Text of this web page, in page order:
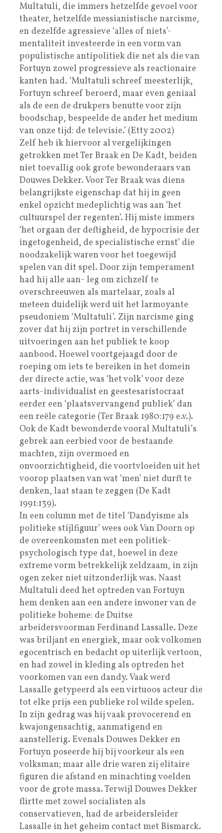
Multatuli, die immers hetzelfde gevoel voor
theater, hetzelfde messianistische narcisme,
en dezelfde agressieve ‘alles of niets’-
mentaliteit investeerde in een vorm van
populistische antipolitiek die net als die van
Fortuyn zowel progressieve als reactionaire
kanten had. ‘Multatuli schreef meesterlijk,
Fortuyn schreef beroerd, maar even geniaal
als de een de drukpers benutte voor zijn
boodschap, bespeelde de ander het medium
van onze tijd: de televisie.’ (Etty 2002)
Zelf heb ik hiervoor al vergelijkingen
getrokken met Ter Braak en De Kadt, beiden
niet toevallig ook grote bewonderaars van
Douwes Dekker. Voor Ter Braak was diens
belangrijkste eigenschap dat hij in geen
enkel opzicht medeplichtig was aan ‘het
cultuurspel der regenten’. Hij miste immers
‘het orgaan der deftigheid, de hypocrisie der
ingetogenheid, de specialistische ernst’ die
noodzakelijk waren voor het toegewijd
spelen van dit spel. Door zijn temperament
had hij alle aan- leg om zichzelf te
overschreeuwen als martelaar, zoals al
meteen duidelijk werd uit het larmoyante
pseudoniem ‘Multatuli’. Zijn narcisme ging
zover dat hij zijn portret in verschillende
uitvoeringen aan het publiek te koop
aanbood. Hoewel voortgejaagd door de
roeping om iets te bereiken in het domein
der directe actie, was ‘het volk’ voor deze
aarts-individualist en geestesaristocraat
eerder een ‘plaatsvervangend publiek’ dan
een reële categorie (Ter Braak 1980:179 e.v.).
Ook de Kadt bewonderde vooral Multatuli’s
gebrek aan eerbied voor de bestaande
machten, zijn overmoed en
onvoorzichtigheid, die voortvloeiden uit het
voorop plaatsen van wat ‘men’ niet durft te
denken, laat staan te zeggen (De Kadt
1991:139).
In een column met de titel ‘Dandyisme als
politieke stijlfiguur’ wees ook Van Doorn op
de overeenkomsten met een politiek-
psychologisch type dat, hoewel in deze
extreme vorm betrekkelijk zeldzaam, in zijn
ogen zeker niet uitzonderlijk was. Naast
Multatuli deed het optreden van Fortuyn
hem denken aan een andere inwoner van de
politieke boheme: de Duitse
arbeidersvoorman Ferdinand Lassalle. Deze
was briljant en energiek, maar ook volkomen
egocentrisch en bedacht op uiterlijk vertoon,
en had zowel in kleding als optreden het
voorkomen van een dandy. Vaak werd
Lassalle getypeerd als een virtuoos acteur die
tot elke prijs een publieke rol wilde spelen.
In zijn gedrag was hij vaak provocerend en
kwajongensachtig, aanmatigend en
aanstellerig. Evenals Douwes Dekker en
Fortuyn poseerde hij bij voorkeur als een
volksman; maar alle drie waren zij elitaire
figuren die afstand en minachting voelden
voor de grote massa. Terwijl Douwes Dekker
flirtte met zowel socialisten als
conservatieven, had de arbeidersleider
Lassalle in het geheim contact met Bismarck.